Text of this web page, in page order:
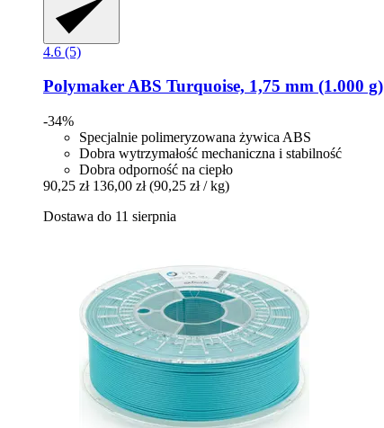
4.6 (5)
PolymakerABS Turquoise, 1,75 mm (1.000 g)
-34%
Specjalnie polimeryzowana żywica ABS
Dobra wytrzymałość mechaniczna i stabilność
Dobra odporność na ciepło
90,25 zł 136,00 zł (90,25 zł / kg)
Dostawa do 11 sierpnia